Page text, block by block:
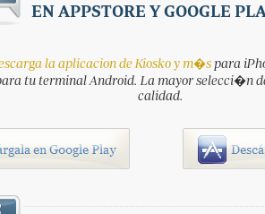
EN APPSTORE Y GOOGLE
la aplicacion de Kiosko y m�spara
tu terminal Android. La mayor selecci�n
calidad.